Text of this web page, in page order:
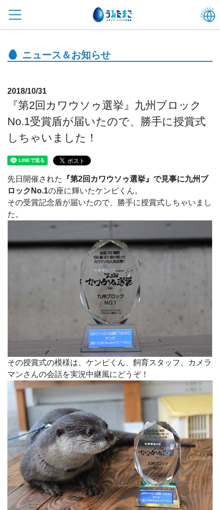
ニュース＆お知らせ
2018/10/31
『第2回カワウソゥ選挙』九州ブロック
No.1受賞盾が届いたので、勝手に授賞式
しちゃいました！
先日開催された
『第2回カワウソゥ選挙』で見事に九州ブ
ロックNo.1の座に輝いたケンピくん。
その受賞記念盾が届いたので、勝手に授賞式しちゃいまし
た。
その授賞式の模様は、ケンピくん、飼育スタッフ、カメラ
マンさんの会話を実況中継風にどうぞ！